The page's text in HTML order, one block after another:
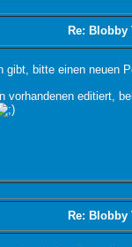
Re: Blobby
gibt, bitte einen neuen
vorhandenen editiert,
Re: Blobby